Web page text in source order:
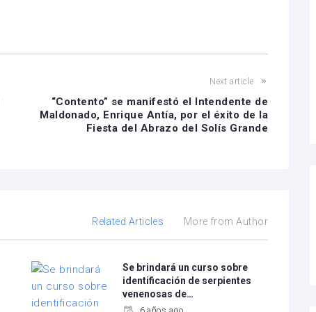
Next article
“Contento” se manifestó el Intendente de
Maldonado, Enrique Antía, por el éxito de la
Fiesta del Abrazo del Solís Grande
Related Articles More from Author
Se brindará un curso sobre
identificación de serpientes
venenosas de…